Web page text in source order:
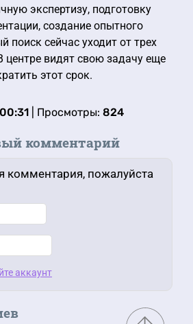
экспертизу, подготовку
создание опытного
поиск сейчас уходит от трех
центре видят свою задачу еще
этот срок.
| Просмотры: 824
комментарий
комментария, пожалуйста
аккаунт